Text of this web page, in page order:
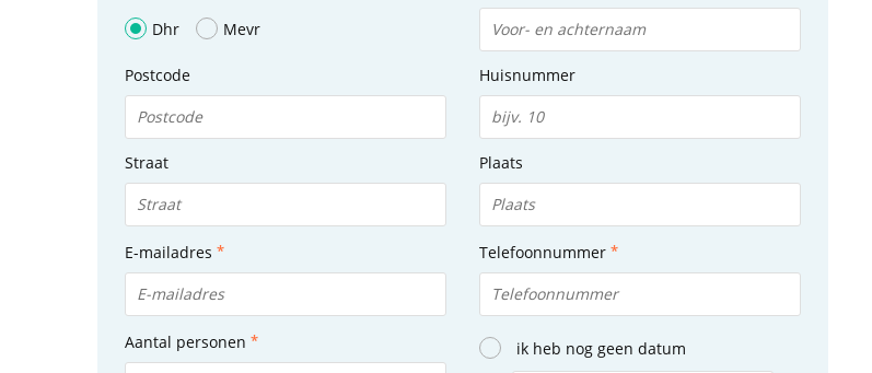
Dhr
Mevr
Postcode Huisnummer
Straat Plaats
E-mailadres Telefoonnummer
Aantal personen ik heb nog geen datum